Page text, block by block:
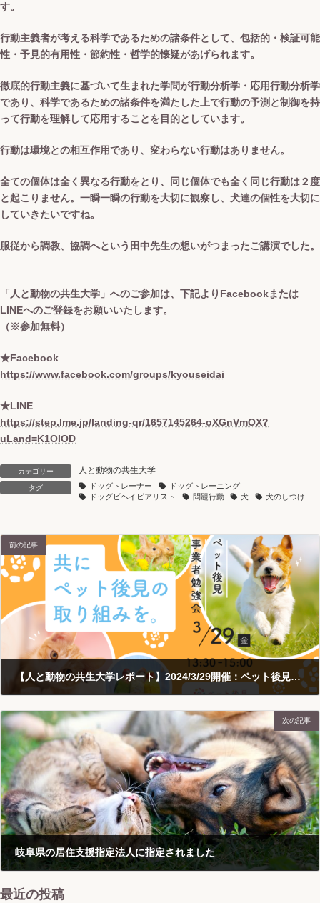
す。
行動主義者が考える科学であるための諸条件として、包括的・検証可能
性・予見的有用性・節約性・哲学的懐疑があげられます。
徹底的行動主義に基づいて生まれた学問が行動分析学・応用行動分析学
であり、科学であるための諸条件を満たした上で行動の予測と制御を持
って行動を理解して応用することを目的としています。
行動は環境との相互作用であり、変わらない行動はありません。
全ての個体は全く異なる行動をとり、同じ個体でも全く同じ行動は２度
と起こりません。一瞬一瞬の行動を大切に観察し、犬達の個性を大切に
していきたいですね。
服従から調教、協調へという田中先生の想いがつまったご講演でした。
「人と動物の共生大学」へのご参加は、下記よりFacebookまたは
LINEへのご登録をお願いいたします。
（※参加無料）
★Facebook
https://www.facebook.com/groups/kyouseidai
★LINE
https://step.lme.jp/landing-qr/1657145264-oXGnVmOX?
uLand=K1OIOD
カテゴリー 人と動物の共生大学
タグ ドッグトレーナー
ドッグトレーニング
ドッグビヘイビアリスト
問題行動 犬 犬のしつけ
前の記事
【人と動物の共生大学レポート】2024/3/29開催：ペット後見事業者勉強会（ペット後見全体進捗共有）
2024-04-05
次の記事
岐阜県の居住支援指定法人に指定されました
2024-04-26
最近の投稿